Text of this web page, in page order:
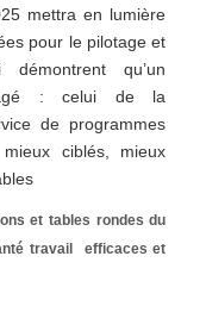
mettra en lumière
pour le pilotage et
qu’un
: celui de la
de programmes
ciblés, mieux
et tables rondes du
travail efficaces et